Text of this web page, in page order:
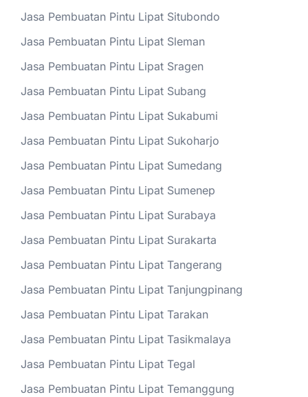
Jasa Pembuatan Pintu Lipat Situbondo
Jasa Pembuatan Pintu Lipat Sleman
Jasa Pembuatan Pintu Lipat Sragen
Jasa Pembuatan Pintu Lipat Subang
Jasa Pembuatan Pintu Lipat Sukabumi
Jasa Pembuatan Pintu Lipat Sukoharjo
Jasa Pembuatan Pintu Lipat Sumedang
Jasa Pembuatan Pintu Lipat Sumenep
Jasa Pembuatan Pintu Lipat Surabaya
Jasa Pembuatan Pintu Lipat Surakarta
Jasa Pembuatan Pintu Lipat Tangerang
Jasa Pembuatan Pintu Lipat Tanjungpinang
Jasa Pembuatan Pintu Lipat Tarakan
Jasa Pembuatan Pintu Lipat Tasikmalaya
Jasa Pembuatan Pintu Lipat Tegal
Jasa Pembuatan Pintu Lipat Temanggung